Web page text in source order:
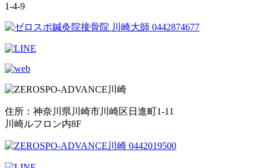
1-4-9
住所：神奈川県川崎市川崎区日進町1-11
川崎ルフロン内8F